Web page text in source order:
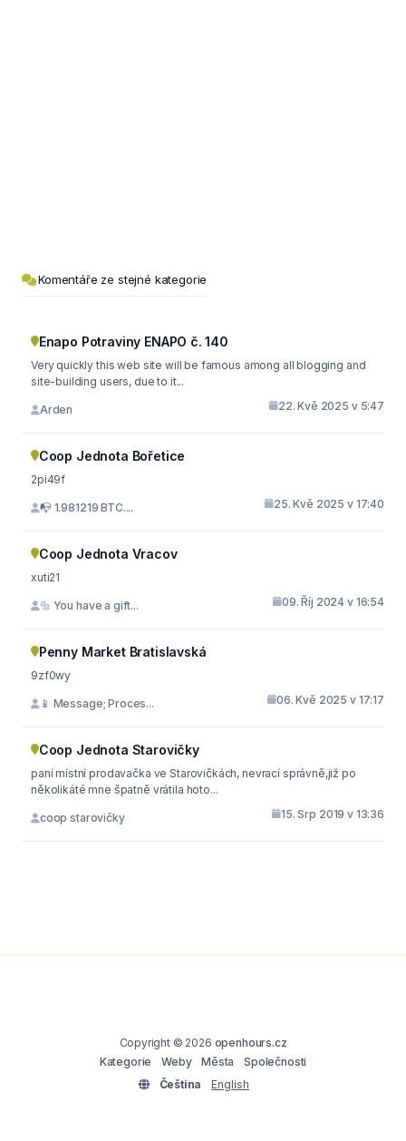
Komentáře ze stejné kategorie
Enapo Potraviny ENAPO č. 140
Very quickly this web site will be famous among all blogging and
site-building users, due to it...
Arden 22. Kvě 2025 v 5:47
Coop Jednota Bořetice
2pi49f
📭 1.981219 BTC.... 25. Kvě 2025 v 17:40
Coop Jednota Vracov
xuti21
🔩 You have a gift... 09. Říj 2024 v 16:54
Penny Market Bratislavská
9zf0wy
📱 Message; Proces... 06. Kvě 2025 v 17:17
Coop Jednota Starovičky
paní místní prodavačka ve Starovičkách, nevrací správně,již po
několikáté mne špatně vrátila hoto...
coop starovičky 15. Srp 2019 v 13:36
Copyright © 2026 openhours.cz
Kategorie
Weby Města
Společnosti
Čeština
English